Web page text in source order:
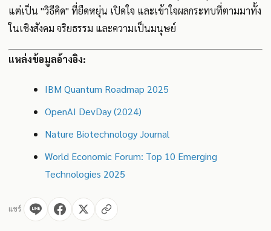
แต่เป็น "วิธีคิด" ที่ยืดหยุ่น เปิดใจ และเข้าใจผลกระทบที่ตามมาทั้ง
ในเชิงสังคม จริยธรรม และความเป็นมนุษย์
แหล่งข้อมูลอ้างอิง:
IBM Quantum Roadmap 2025
OpenAI DevDay (2024)
Nature Biotechnology Journal
World Economic Forum: Top 10 Emerging
Technologies 2025
แชร์